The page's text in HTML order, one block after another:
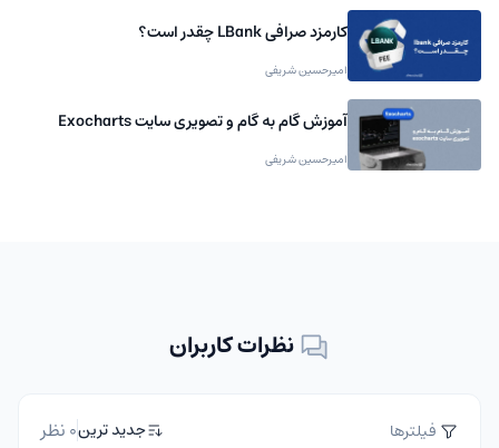
کارمزد صرافی LBank چقدر است؟
امیرحسین شریفی
آموزش گام به گام و تصویری سایت Exocharts
امیرحسین شریفی
نظرات کاربران
فیلترها جدید ترین0 نظر